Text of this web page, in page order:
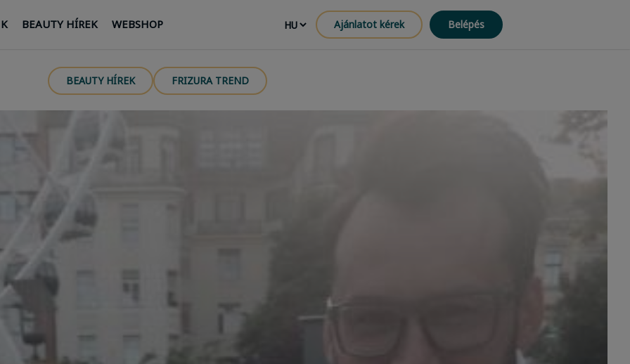
BEAUTY HÍREK WEBSHOP Ajánlatot kérek Belépés
BEAUTY HÍREK FRIZURA TREND